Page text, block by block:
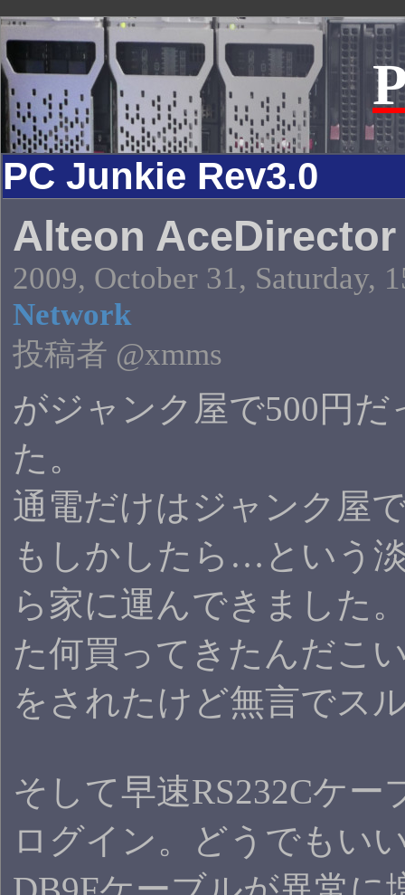
PC Junkie Rev3.0
Alteon AceDirector
2009, October 31, Saturday,
Network
投稿者 @xmms
がジャンク屋で500円
た。
通電だけはジャンク屋
もしかしたら…という
ら家に運んできました
た何買ってきたんだこ
をされたけど無言でス
そして早速RS232Cケ
ログイン。どうでもい